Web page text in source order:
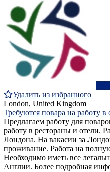
Удалить из избранного
London, United Kingdom
Требуются повара на работу в
Предлагаем работу для
работу в рестораны и отели.
Лондона. На вакасии за
проживание. Работа на
Необходимо иметь все
Англии. Более подробная